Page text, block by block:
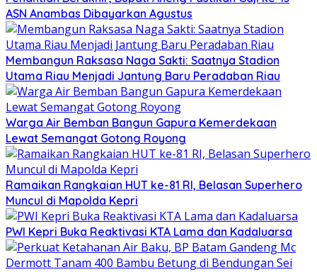
ASN Anambas Dibayarkan Agustus
Membangun Raksasa Naga Sakti: Saatnya Stadion
Utama Riau Menjadi Jantung Baru Peradaban Riau
Warga Air Bemban Bangun Gapura Kemerdekaan
Lewat Semangat Gotong Royong
Ramaikan Rangkaian HUT ke-81 RI, Belasan Superhero
Muncul di Mapolda Kepri
PWI Kepri Buka Reaktivasi KTA Lama dan Kadaluarsa